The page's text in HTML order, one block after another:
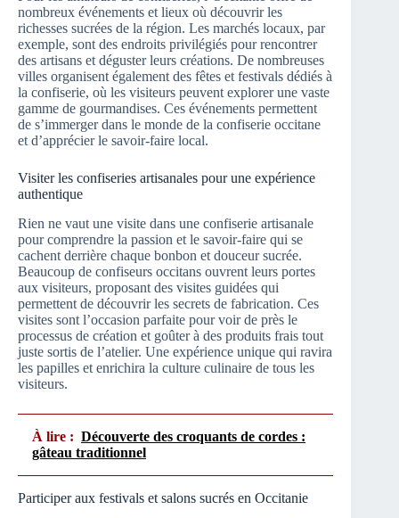
nombreux événements et lieux où découvrir les
richesses sucrées de la région. Les marchés locaux, par
exemple, sont des endroits privilégiés pour rencontrer
des artisans et déguster leurs créations. De nombreuses
villes organisent également des fêtes et festivals dédiés à
la confiserie, où les visiteurs peuvent explorer une vaste
gamme de gourmandises. Ces événements permettent
de s’immerger dans le monde de la confiserie occitane
et d’apprécier le savoir-faire local.
Visiter les confiseries artisanales pour une expérience
authentique
Rien ne vaut une visite dans une confiserie artisanale
pour comprendre la passion et le savoir-faire qui se
cachent derrière chaque bonbon et douceur sucrée.
Beaucoup de confiseurs occitans ouvrent leurs portes
aux visiteurs, proposant des visites guidées qui
permettent de découvrir les secrets de fabrication. Ces
visites sont l’occasion parfaite pour voir de près le
processus de création et goûter à des produits frais tout
juste sortis de l’atelier. Une expérience unique qui ravira
les papilles et enrichira la culture culinaire de tous les
visiteurs.
À lire : Découverte des croquants de cordes :
gâteau traditionnel
Participer aux festivals et salons sucrés en Occitanie